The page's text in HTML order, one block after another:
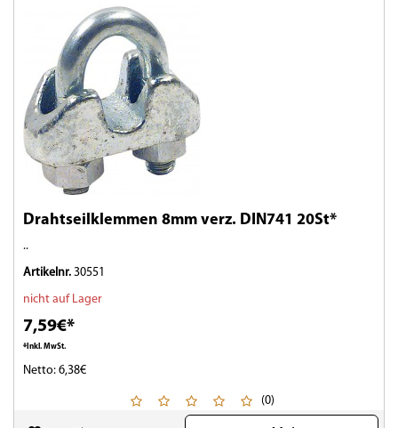
Drahtseilklemmen 8mm verz. DIN741 20St*
..
Artikelnr. 30551
nicht auf Lager
7,59€*
*Inkl. MwSt.
Netto: 6,38€
(0)